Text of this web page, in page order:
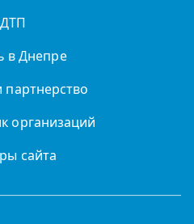
ДТП
в Днепре
партнерство
организаций
сайта